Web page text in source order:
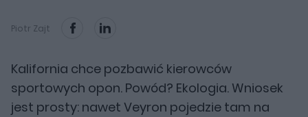
Piotr Zajt
Kalifornia chce pozbawić kierowców
sportowych opon. Powód? Ekologia. Wniosek
jest prosty: nawet Veyron pojedzie tam na